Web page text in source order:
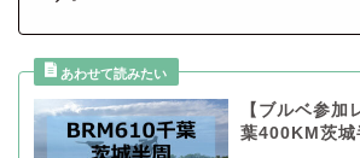
【ブルベ参
葉400KM茨城